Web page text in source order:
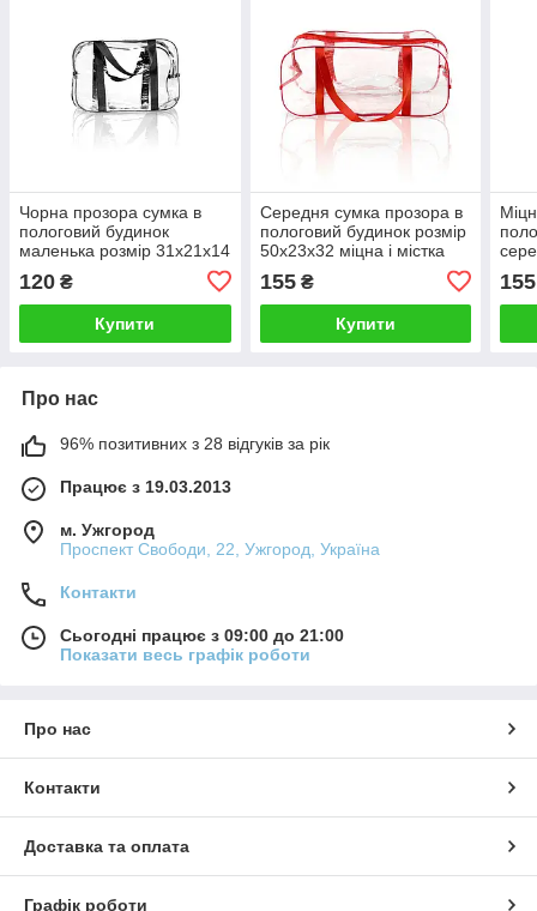
Чорна прозора сумка в
пологовий будинок
маленька розмір 31х21х14
120 ₴
Купити
Середня сумка прозора в
пологовий будинок розмір
50х23х32 міцна і містка
155₴
Купити
155
Про нас
96% позитивних з 28 відгуків за рік
Працює з 19.03.2013
м. Ужгород
Проспект Свободи, 22, Ужгород, Україна
Контакти
Сьогодні працює з 09:00 до 21:00
Показати весь графік роботи
Про нас
Контакти
Доставка та оплата
Графік роботи